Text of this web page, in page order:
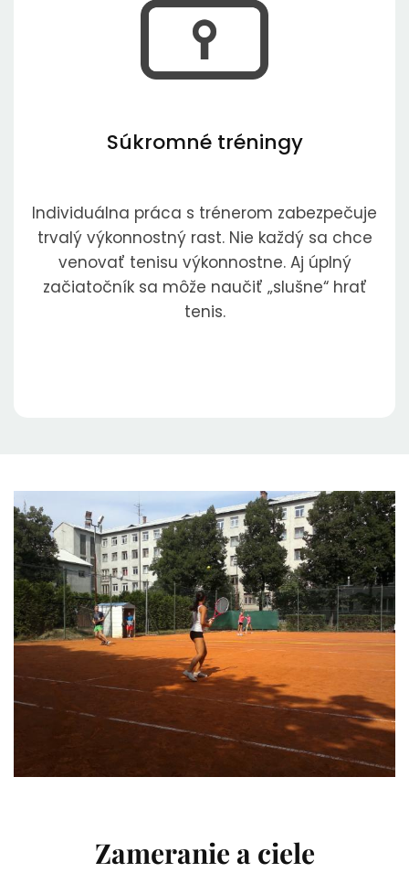
Súkromné tréningy
Individuálna práca s trénerom zabezpečuje
trvalý výkonnostný rast. Nie každý sa chce
venovať tenisu výkonnostne. Aj úplný
začiatočník sa môže naučiť „slušne“ hrať
tenis.
Zameranie a ciele